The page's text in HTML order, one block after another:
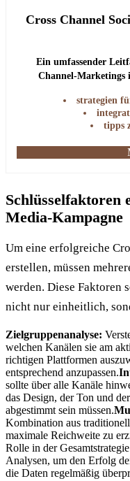
Cross Channel
Ein umfassender
Channel-Marketings
strategien
tipps
Schlüsselfaktoren
Media-Kampagne
Um eine erfolgreiche
erstellen, müssen
werden. Diese Faktoren
nicht nur einheitlich,
Zielgruppenanalyse:
welchen Kanälen sie am
richtigen Plattformen
entsprechend anzupassen.
sollte über alle Kanäle
das Design, der Ton und
abgestimmt sein müssen.
Kombination aus
maximale Reichweite zu
Rolle in der
Analysen, um den Erfolg
die Daten regelmäßig